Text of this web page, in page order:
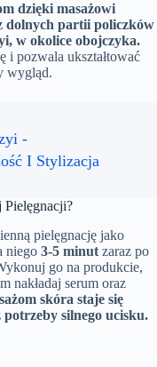
dzięki masażowi
dolnych partii policzków
w okolice obojczyka.
i pozwala ukształtować
wygląd.
-
I Stylizacja
Pielęgnacji?
pielęgnację jako
niego 3-5 minut zaraz po
go na produkcie,
nakładaj serum oraz
skóra staje się
silnego ucisku.